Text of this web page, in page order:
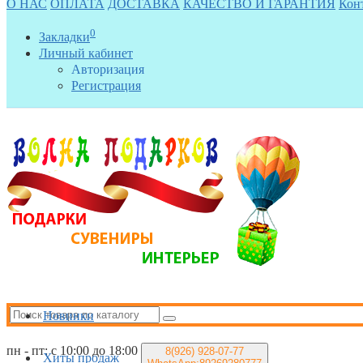
О НАС ОПЛАТА ДОСТАВКА КАЧЕСТВО И ГАРАНТИЯ
Закладки0
Личный кабинет
Авторизация
Регистрация
пн - пт: с 10:00 до 18:00 8(926) 928-07-77
Новинки
Хиты продаж